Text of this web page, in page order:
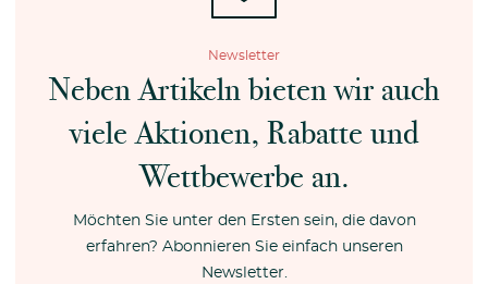
Newsletter
Neben Artikeln bieten wir auch
viele Aktionen, Rabatte und
Wettbewerbe an.
Möchten Sie unter den Ersten sein, die davon
erfahren? Abonnieren Sie einfach unseren
Newsletter.